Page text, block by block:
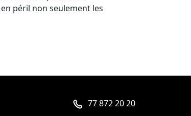
péril non seulement les
77 872 20 20